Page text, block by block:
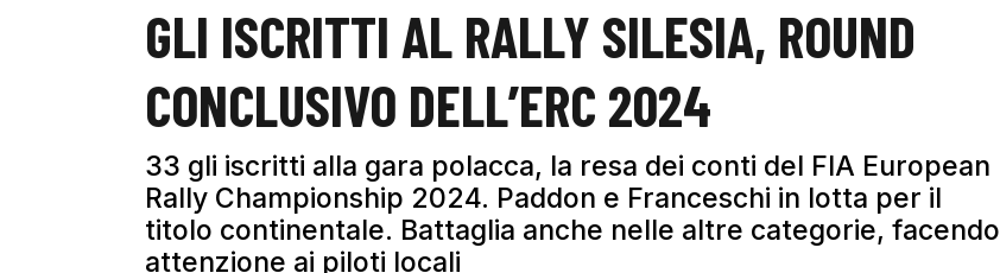
GLI ISCRITTI AL RALLY SILESIA, ROUND
CONCLUSIVO DELL’ERC 2024
33 gli iscritti alla gara polacca, la resa dei conti del FIA European
Rally Championship 2024. Paddon e Franceschi in lotta per il
titolo continentale. Battaglia anche nelle altre categorie, facendo
attenzione ai piloti locali